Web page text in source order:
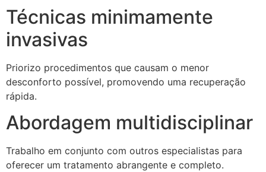
Técnicas minimamente
invasivas
Priorizo procedimentos que causam o menor
desconforto possível, promovendo uma recuperação
rápida.
Abordagem multidisciplinar
Trabalho em conjunto com outros especialistas para
oferecer um tratamento abrangente e completo.